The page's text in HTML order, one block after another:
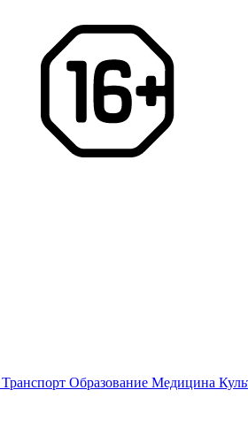
Транспорт Образование Медицина